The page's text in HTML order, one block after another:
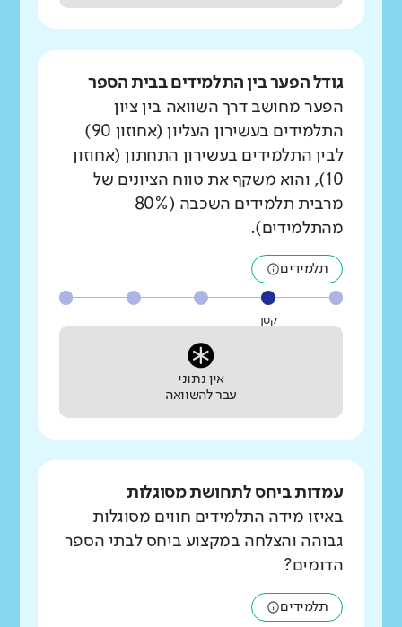
גודל הפער בין התלמידים בבית הספר
הפער מחושב דרך השוואה בין ציון
התלמידים בעשירון העליון (אחוזון 90)
לבין התלמידים בעשירון התחתון (אחוזון
10), והוא משקף את טווח הציונים של
מרבית תלמידים השכבה (80%
מהתלמידים).
תלמידים
קטן
אין נתוני
עבר להשוואה
עמדות ביחס לתחושת מסוגלות
באיזו מידה התלמידים חווים מסוגלות
גבוהה והצלחה במקצוע ביחס לבתי הספר
הדומים?
תלמידים